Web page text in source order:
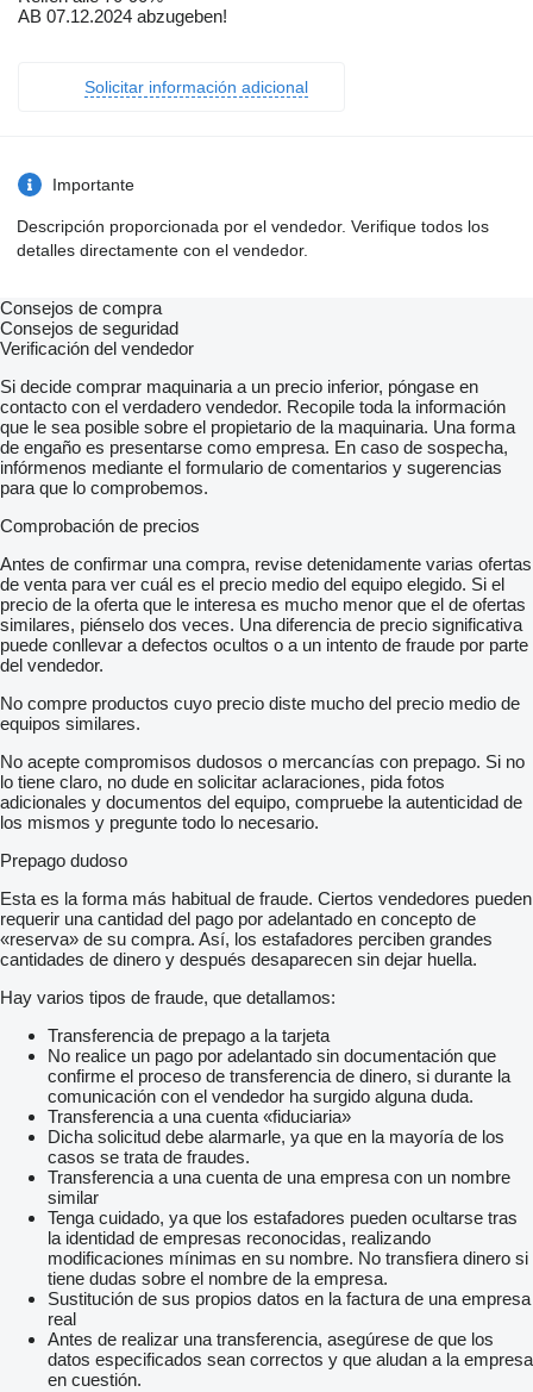
AB 07.12.2024 abzugeben!
Solicitar información adicional
Importante
Descripción proporcionada por el vendedor. Verifique todos los
detalles directamente con el vendedor.
Consejos de compra
Consejos de seguridad
Verificación del vendedor
Si decide comprar maquinaria a un precio inferior, póngase en
contacto con el verdadero vendedor. Recopile toda la información
que le sea posible sobre el propietario de la maquinaria. Una forma
de engaño es presentarse como empresa. En caso de sospecha,
infórmenos mediante el formulario de comentarios y sugerencias
para que lo comprobemos.
Comprobación de precios
Antes de confirmar una compra, revise detenidamente varias ofertas
de venta para ver cuál es el precio medio del equipo elegido. Si el
precio de la oferta que le interesa es mucho menor que el de ofertas
similares, piénselo dos veces. Una diferencia de precio significativa
puede conllevar a defectos ocultos o a un intento de fraude por parte
del vendedor.
No compre productos cuyo precio diste mucho del precio medio de
equipos similares.
No acepte compromisos dudosos o mercancías con prepago. Si no
lo tiene claro, no dude en solicitar aclaraciones, pida fotos
adicionales y documentos del equipo, compruebe la autenticidad de
los mismos y pregunte todo lo necesario.
Prepago dudoso
Esta es la forma más habitual de fraude. Ciertos vendedores pueden
requerir una cantidad del pago por adelantado en concepto de
«reserva» de su compra. Así, los estafadores perciben grandes
cantidades de dinero y después desaparecen sin dejar huella.
Hay varios tipos de fraude, que detallamos:
Transferencia de prepago a la tarjeta
No realice un pago por adelantado sin documentación que
confirme el proceso de transferencia de dinero, si durante la
comunicación con el vendedor ha surgido alguna duda.
Transferencia a una cuenta «fiduciaria»
Dicha solicitud debe alarmarle, ya que en la mayoría de los
casos se trata de fraudes.
Transferencia a una cuenta de una empresa con un nombre
similar
Tenga cuidado, ya que los estafadores pueden ocultarse tras
la identidad de empresas reconocidas, realizando
modificaciones mínimas en su nombre. No transfiera dinero si
tiene dudas sobre el nombre de la empresa.
Sustitución de sus propios datos en la factura de una empresa
real
Antes de realizar una transferencia, asegúrese de que los
datos especificados sean correctos y que aludan a la empresa
en cuestión.